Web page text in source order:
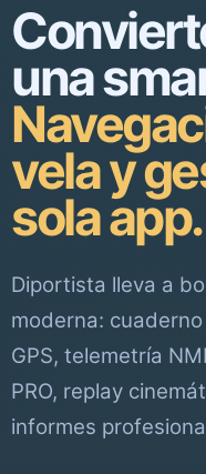
una
vela y
sola app.
Diportista lleva a
moderna:
GPS, telemetría
PRO, replay
informes